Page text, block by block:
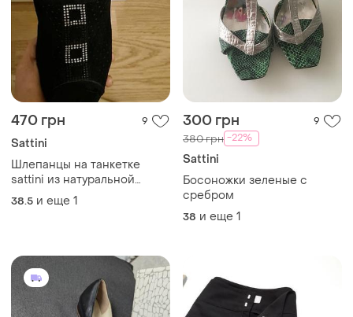
470 грн 9
Sattini
Шлепанцы на танкетке
sattini из натуральной
замши
38.5 и еще 1
300 грн 9
380 грн -22%
Sattini
Босоножки зеленые с
сребром
38 и еще 1